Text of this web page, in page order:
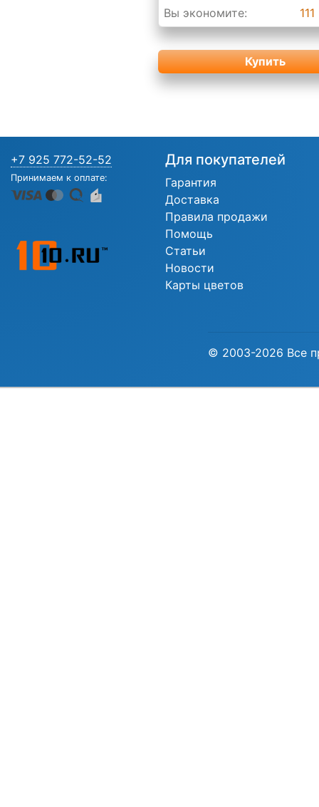
Вы экономите:
Купить
+7 925 772-52-52
Принимаем к оплате:
Для покупателей
Гарантия
Доставка
Правила продажи
Помощь
Статьи
Новости
Карты цветов
© 2003-2026 Все